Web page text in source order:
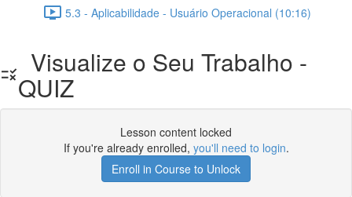
5.3 - Aplicabilidade - Usuário Operacional (10:16)
Visualize o Seu Trabalho -
QUIZ
Lesson content locked
If you're already enrolled, you'll need to login.
Enroll in Course to Unlock